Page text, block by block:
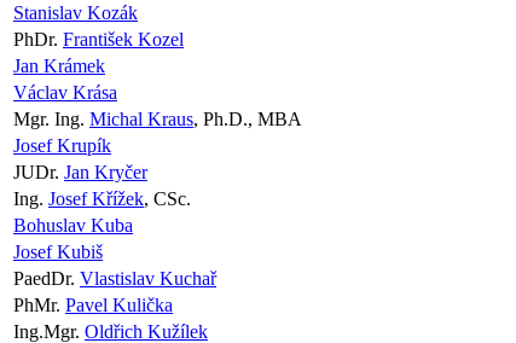
Stanislav Kozák
PhDr. František Kozel
Jan Krámek
Václav Krása
Mgr. Ing. Michal Kraus, Ph.D., MBA
Josef Krupík
JUDr. Jan Kryčer
Ing. Josef Křížek, CSc.
Bohuslav Kuba
Josef Kubiš
PaedDr. Vlastislav Kuchař
PhMr. Pavel Kulička
Ing.Mgr. Oldřich Kužílek